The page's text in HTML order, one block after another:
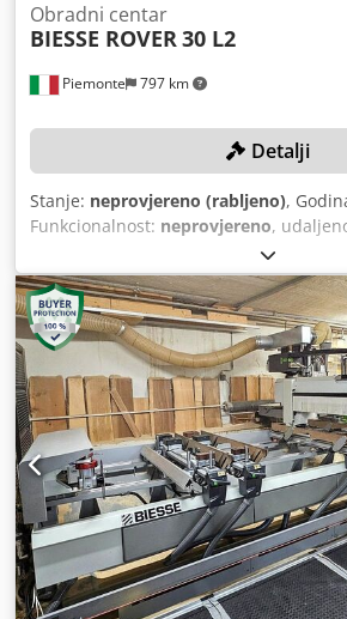
Piemonte 797 km
Obradni centar
BIESSE ROVER30 L2
Detalji
Stanje: neprovjereno (rabljeno),
Funkcionalnost: neprovjereno,
1.560 mm
m/min, brzina posmaka Y-osi:60 m/
brzina okretanja:20.000 okret/min,